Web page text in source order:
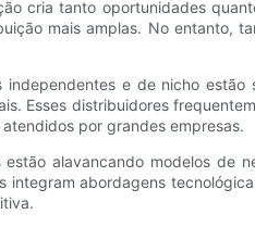
cria tanto oportunidades
mais amplas. No entanto,
independentes e de nicho
Esses distribuidores
por grandes empresas.
estão alavancando modelos de
integram abordagens